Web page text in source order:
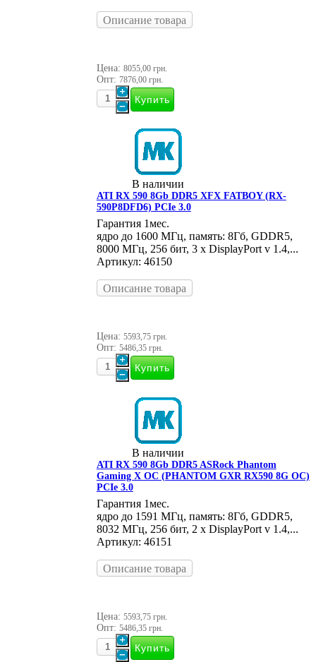
Описание товара
Цена: 8055,00 грн.
Опт: 7876,00 грн.
В наличии
ATI RX 590 8Gb DDR5 XFX FATBOY (RX-
590P8DFD6) PCIe 3.0
Гарантия 1мес.
ядро до 1600 МГц, память: 8Гб, GDDR5,
8000 МГц, 256 бит, 3 x DisplayPort v 1.4,...
Артикул: 46150
Описание товара
Цена: 5593,75 грн.
Опт: 5486,35 грн.
В наличии
ATI RX 590 8Gb DDR5 ASRock Phantom
Gaming X OC (PHANTOM GXR RX590 8G OC)
PCIe 3.0
Гарантия 1мес.
ядро до 1591 МГц, память: 8Гб, GDDR5,
8032 МГц, 256 бит, 2 x DisplayPort v 1.4,...
Артикул: 46151
Описание товара
Цена: 5593,75 грн.
Опт: 5486,35 грн.